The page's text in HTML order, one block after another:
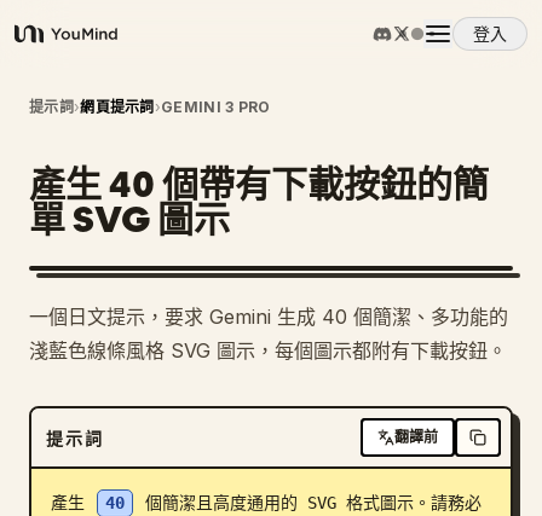
YouMind
登入
概覽
使用案例
技能
提示詞
定價
下載
提示詞›網頁提示詞 ›GEMINI 3 PRO
產生 40 個帶有下載按鈕的簡
單 SVG 圖示
一個日文提示，要求 Gemini 生成 40 個簡潔、多功能的
淺藍色線條風格 SVG 圖示，每個圖示都附有下載按鈕。
提示詞 翻譯前
產生 40
個簡潔且高度通用的 SVG 格式圖示。請務必